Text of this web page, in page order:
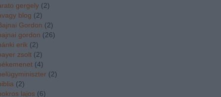
gergely (2)
blog (2)
Gordon (2)
gordon (26)
erik (2)
zsolt (2)
(4)
(2)
(2)
lajos (6)